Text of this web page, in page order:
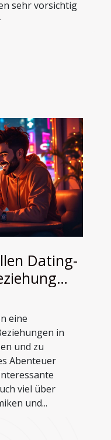
sehr vorsichtig
Dating-
eine
in
und zu
Abenteuer
viel über
und...